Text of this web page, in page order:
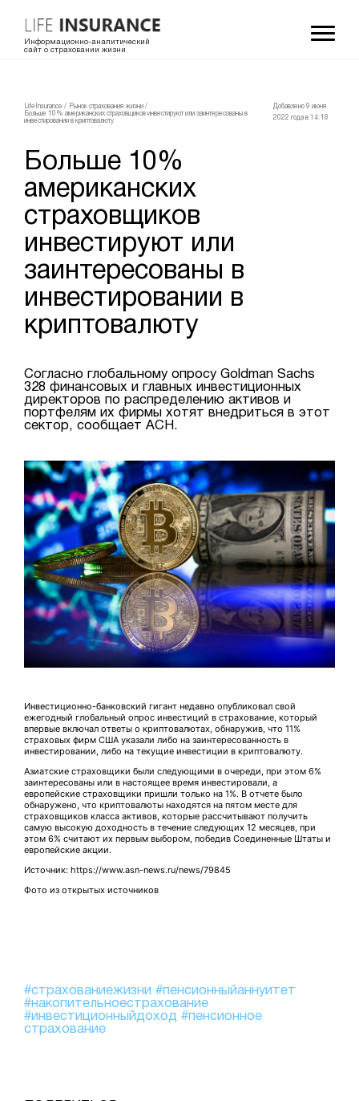
Информационно-аналитический
сайт о страховании жизни
LifeInsurance / Рынок страхования жизни /
Больше 10% американских страховщиков инвестируют или заинтересованы в
инвестировании в криптовалюту
Добавлено 9 июня
2022 года в 14:18
Больше 10%
американских
страховщиков
инвестируют или
заинтересованы в
инвестировании в
криптовалюту
Согласно глобальному опросу Goldman Sachs
328 финансовых и главных инвестиционных
директоров по распределению активов и
портфелям их фирмы хотят внедриться в этот
сектор, сообщает АСН.
Инвестиционно-банковский гигант недавно опубликовал свой
ежегодный глобальный опрос инвестиций в страхование, который
впервые включал ответы о криптовалютах, обнаружив, что 11%
страховых фирм США указали либо на заинтересованность в
инвестировании, либо на текущие инвестиции в криптовалюту.
Азиатские страховщики были следующими в очереди, при этом 6%
заинтересованы или в настоящее время инвестировали, а
европейские страховщики пришли только на 1%. В отчете было
обнаружено, что криптовалюты находятся на пятом месте для
страховщиков класса активов, которые рассчитывают получить
самую высокую доходность в течение следующих 12 месяцев, при
этом 6% считают их первым выбором, победив Соединенные Штаты и
европейские акции.
Источник: https://www.asn-news.ru/news/79845
Фото из открытых источников
#страхованиежизни #пенсионныйаннуитет
#накопительноестрахование
#инвестиционныйдоход #пенсионное
страхование